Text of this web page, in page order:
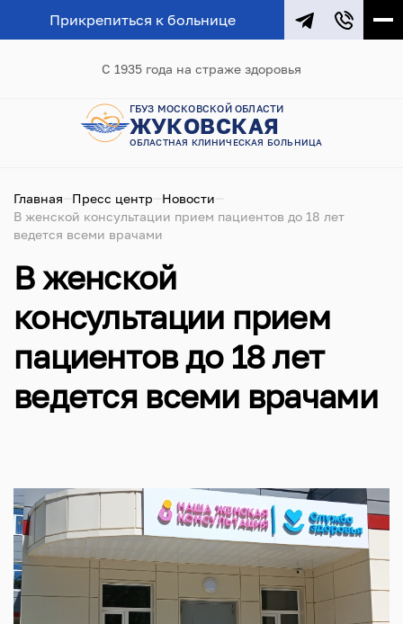
Прикрепиться к больнице
С 1935 года на страже здоровья
ГБУЗ МОСКОВСКОЙ ОБЛАСТИ
ЖУКОВСКАЯ
ОБЛАСТНАЯ КЛИНИЧЕСКАЯ БОЛЬНИЦА
Главная Пресс центр
Новости
В женской консультации прием пациентов до 18 лет
ведется всеми врачами
В женской
консультации прием
пациентов до 18 лет
ведется всеми врачами